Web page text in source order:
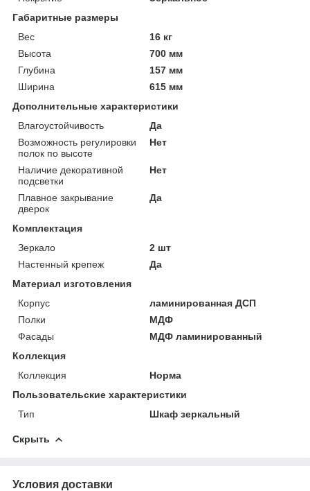
Габаритные размеры
Вес
16 кг
Высота
700 мм
Глубина
157 мм
Ширина
615 мм
Дополнительные характеристики
Влагоустойчивость
Да
Возможность регулировки
полок по высоте
Нет
Наличие декоративной
подсветки
Нет
Плавное закрывание
дверок
Да
Комплектация
Зеркало
2 шт
Настенный крепеж
Да
Материал изготовления
Корпус
ламинированная ДСП
Полки
МДФ
Фасады
МДФ ламинированный
Коллекция
Коллекция
Норма
Пользовательские характеристики
Тип
Шкаф зеркальный
Скрыть
Условия доставки